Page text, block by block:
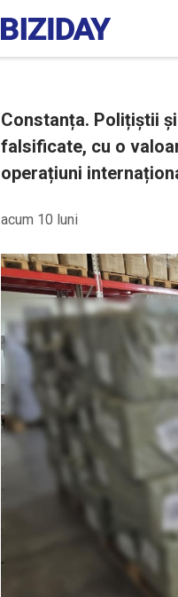
Constanța. Polițiștii
falsificate, cu o
operațiuni
acum 10 luni